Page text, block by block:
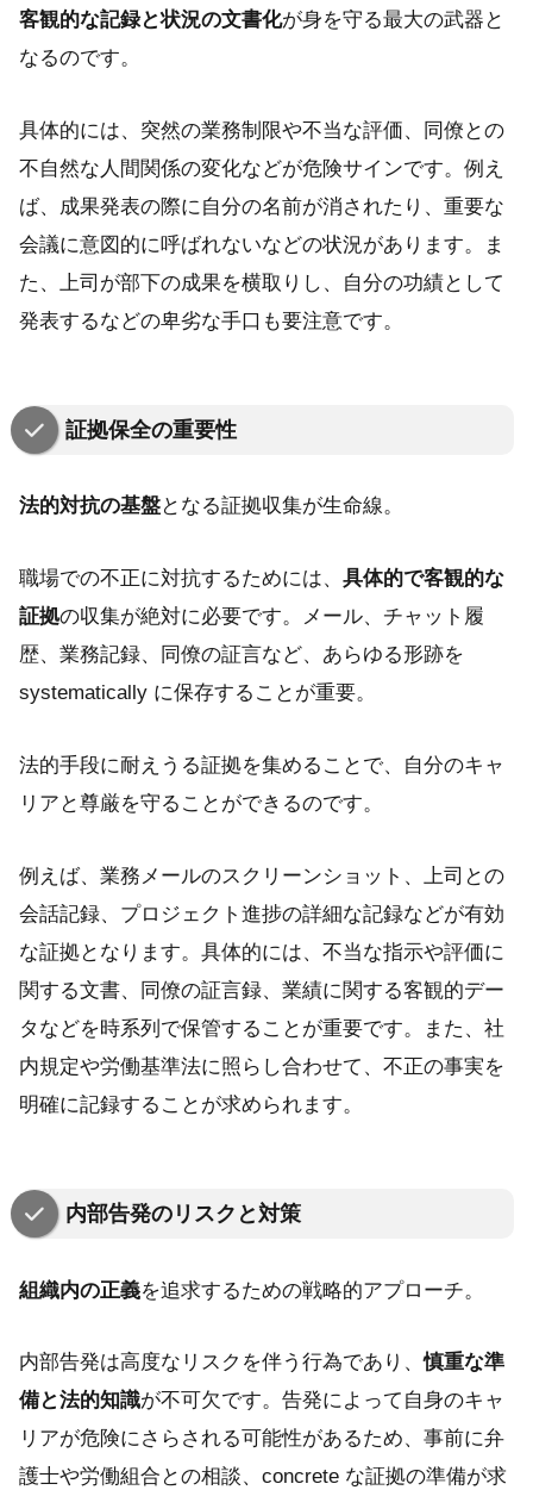
客観的な記録と状況の文書化が身を守る最大の武器と
なるのです。
具体的には、突然の業務制限や不当な評価、同僚との
不自然な人間関係の変化などが危険サインです。例え
ば、成果発表の際に自分の名前が消されたり、重要な
会議に意図的に呼ばれないなどの状況があります。ま
た、上司が部下の成果を横取りし、自分の功績として
発表するなどの卑劣な手口も要注意です。
証拠保全の重要性
法的対抗の基盤となる証拠収集が生命線。
職場での不正に対抗するためには、 具体的で客観的な
証拠の収集が絶対に必要です。メール、チャット履
歴、業務記録、同僚の証言など、あらゆる形跡を
systematically に保存することが重要。
法的手段に耐えうる証拠を集めることで、自分のキャ
リアと尊厳を守ることができるのです。
例えば、業務メールのスクリーンショット、上司との
会話記録、プロジェクト進捗の詳細な記録などが有効
な証拠となります。具体的には、不当な指示や評価に
関する文書、同僚の証言録、業績に関する客観的デー
タなどを時系列で保管することが重要です。また、社
内規定や労働基準法に照らし合わせて、不正の事実を
明確に記録することが求められます。
内部告発のリスクと対策
組織内の正義を追求するための戦略的アプローチ。
内部告発は高度なリスクを伴う行為であり、慎重な準
備と法的知識が不可欠です。告発によって自身のキャ
リアが危険にさらされる可能性があるため、事前に弁
護士や労働組合との相談、concrete な証拠の準備が求